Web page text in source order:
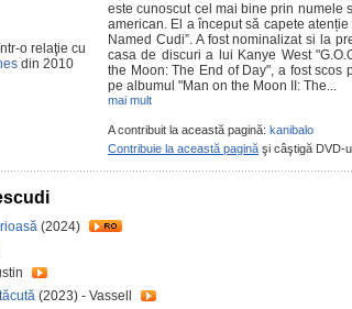
o relaţie cu
din 2010
este cunoscut cel mai bine prin numele
american. El a început să capete
Named Cudi”. A fost nominalizat si la
casa de discuri a lui Kanye West
the Moon: The End of Day", a fost
pe albumul "Man on the Moon II: The...
mai mult
A contribuit la această pagină: kanibalo
Contribuie la această pagină şi câştigă DVD-
(2024)
(2023) - Vassell